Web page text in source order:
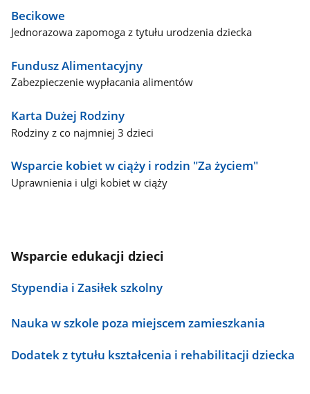
Becikowe
Jednorazowa zapomoga z tytułu urodzenia dziecka
Fundusz Alimentacyjny
Zabezpieczenie wypłacania alimentów
Karta Dużej Rodziny
Rodziny z co najmniej 3 dzieci
Wsparcie kobiet w ciąży i rodzin "Za życiem"
Uprawnienia i ulgi kobiet w ciąży
Wsparcie edukacji dzieci
Stypendia i Zasiłek szkolny
Nauka w szkole poza miejscem zamieszkania
Dodatek z tytułu kształcenia i rehabilitacji dziecka